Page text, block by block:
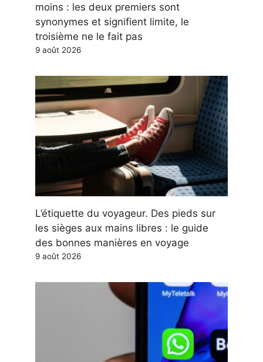
moins : les deux premiers sont
synonymes et signifient limite, le
troisième ne le fait pas
9 août 2026
L’étiquette du voyageur. Des pieds sur
les sièges aux mains libres : le guide
des bonnes manières en voyage
9 août 2026